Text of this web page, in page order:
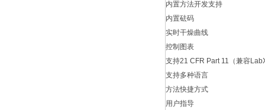
内置方法开发支持
内置砝码
实时干燥曲线
控制图表
支持21 CFR Part 11（兼容
支持多种语言
方法快捷方式
用户指导